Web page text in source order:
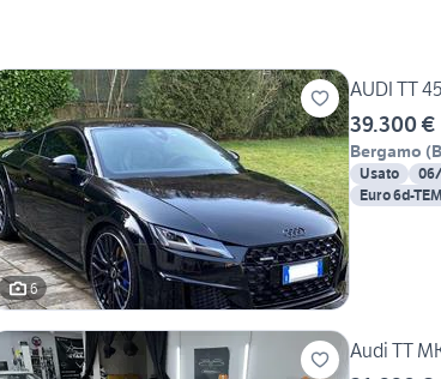
6
AUDI TT
39.300 €
Bergamo (
Usato
Euro 6d-
Audi TT